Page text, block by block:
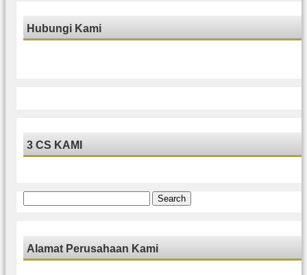
Hubungi Kami
3 CS KAMI
for:
Alamat Perusahaan Kami